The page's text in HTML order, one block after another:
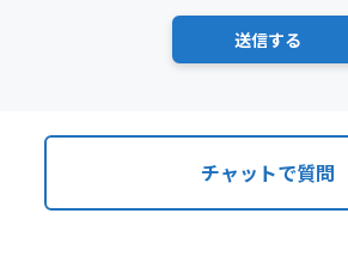
チャットで質問